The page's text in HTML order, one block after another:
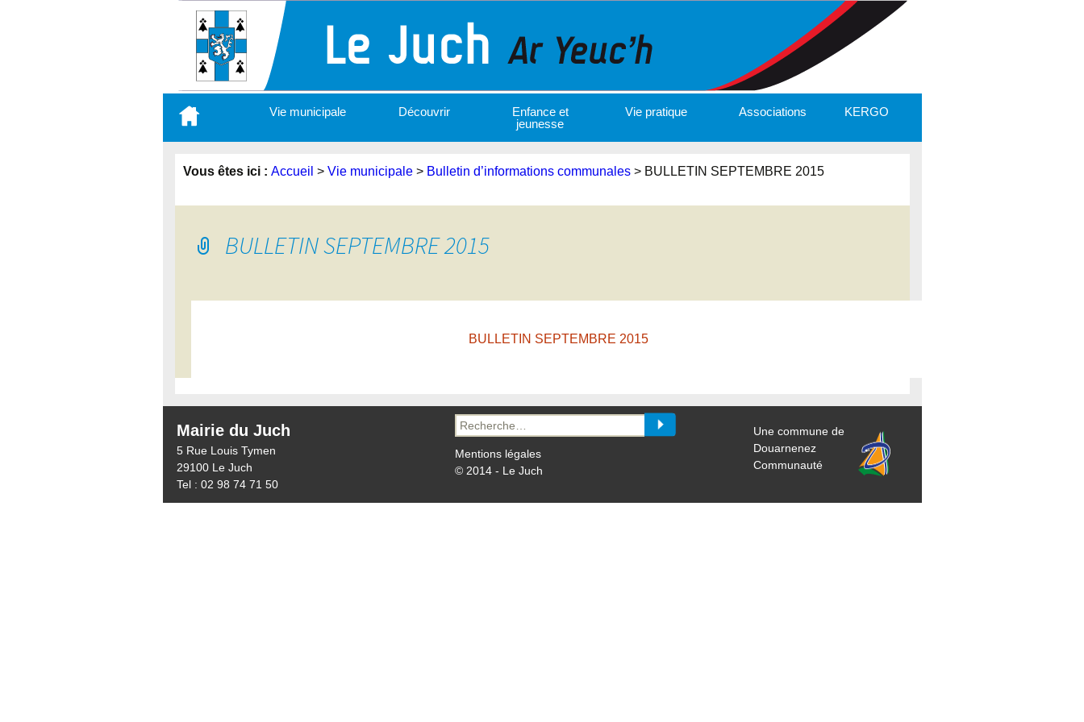
contenu
Vie municipale Découvrir
Enfance et
jeunesse
Vie pratique Associations KERGO
Vous êtes ici : Accueil > Vie municipale> Bulletin d’informations communales> BULLETIN SEPTEMBRE 2015
BULLETIN SEPTEMBRE 2015
BULLETIN SEPTEMBRE 2015
Mairie du Juch
5 Rue Louis Tymen
29100 Le Juch
Tel : 02 98 74 71 50
Recherche
pour :
Mentions légales
© 2014 - Le Juch
Une commune de
Douarnenez
Communauté